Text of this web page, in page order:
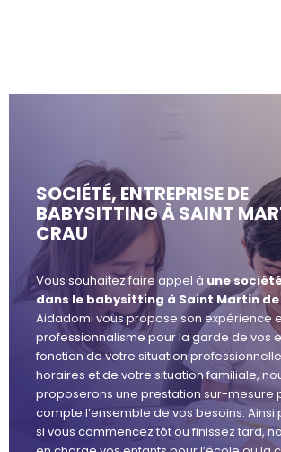
SOCIÉTÉ, ENTREPRISE DE
BABYSITTING À SAINT
CRAU
Vous souhaitez faire appel à une
dans le babysitting à Saint Martin de
Aidadomi vous propose son expérience
professionnalisme pour la garde de vos
fonction de votre situation
horaires et de votre situation familiale,
proposerons une prestation sur-mesure
compte l’ensemble de vos besoins. Ainsi
si vous commencez tôt ou finissez tard,